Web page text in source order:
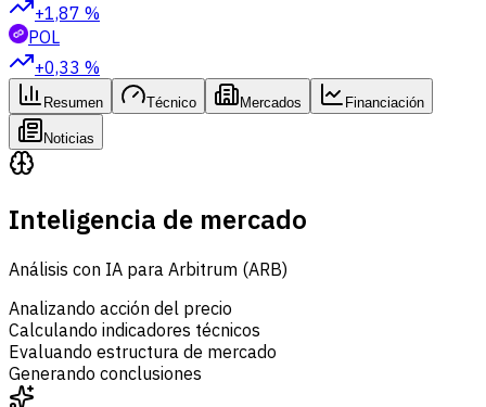
+1,87 %
POL
+0,33 %
Resumen Técnico Mercados Financiación
Noticias
Inteligencia de mercado
Análisis con IA para Arbitrum (ARB)
Analizando acción del precio
Calculando indicadores técnicos
Evaluando estructura de mercado
Generando conclusiones